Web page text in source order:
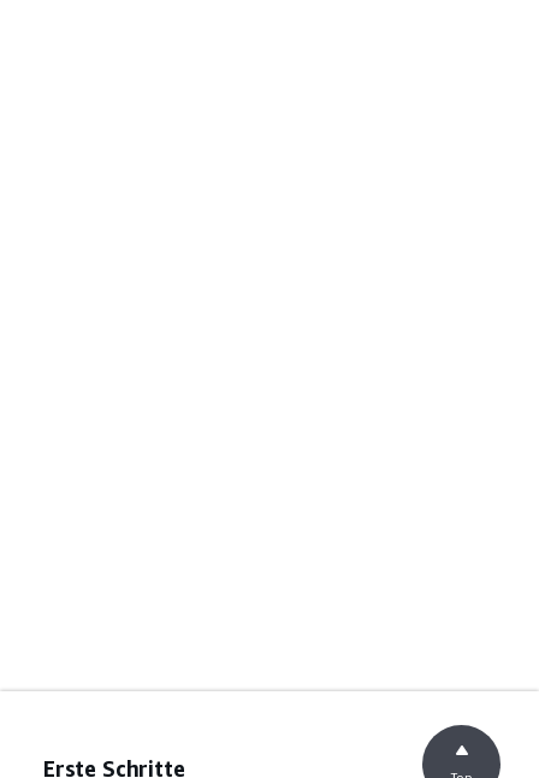
Erste Schritte